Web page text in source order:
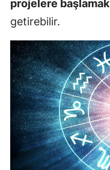
projelere başlamak
getirebilir.